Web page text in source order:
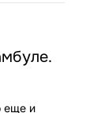
еще и